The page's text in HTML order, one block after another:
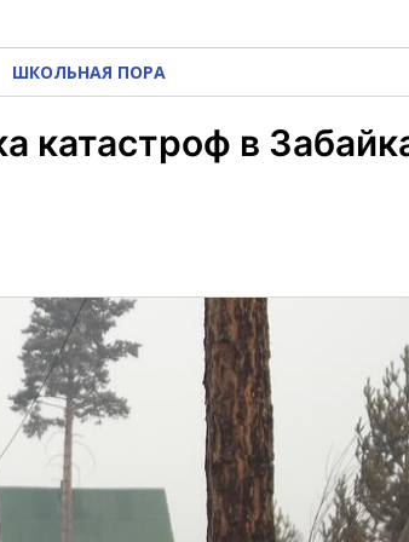
ШКОЛЬНАЯ ПОРА
катастроф в